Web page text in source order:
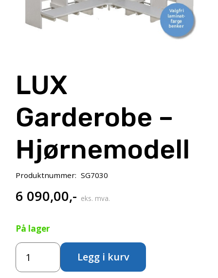
LUX
Garderobe –
Hjørnemodell
Produktnummer: SG7030
6 090,00,- eks. mva.
På lager
LUX
Garderobe
-
Legg i kurv